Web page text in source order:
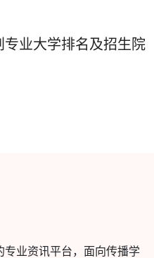
业大学排名及招生院
业资讯平台，面向传播学